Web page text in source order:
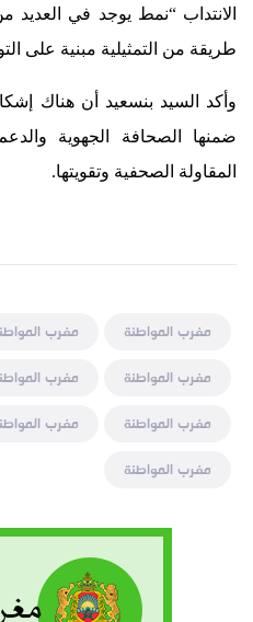
الانتداب “نمط يوجد في العديد
طريقة من التمثيلية مبنية على
وأكد السيد بنسعيد أن هناك
ضمنها الصحافة الجهوية
المقاولة الصحفية وتقويتها.
مغرب المواطنة مغرب
مغرب المواطنة
مغرب
مغرب المواطنة
مغرب
مغرب المواطنة